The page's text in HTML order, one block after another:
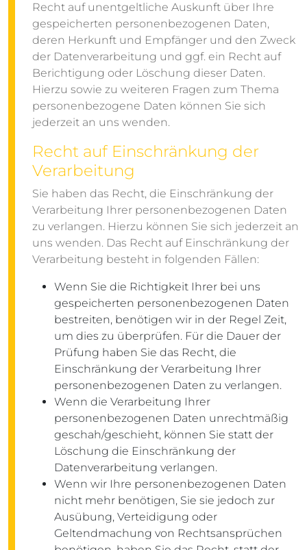
Recht auf unentgeltliche Auskunft über Ihre
gespeicherten personenbezogenen Daten,
deren Herkunft und Empfänger und den Zweck
der Datenverarbeitung und ggf. ein Recht auf
Berichtigung oder Löschung dieser Daten.
Hierzu sowie zu weiteren Fragen zum Thema
personenbezogene Daten können Sie sich
jederzeit an uns wenden.
Recht auf Einschränkung der
Verarbeitung
Sie haben das Recht, die Einschränkung der
Verarbeitung Ihrer personenbezogenen Daten
zu verlangen. Hierzu können Sie sich jederzeit an
uns wenden. Das Recht auf Einschränkung der
Verarbeitung besteht in folgenden Fällen:
Wenn Sie die Richtigkeit Ihrer bei uns
gespeicherten personenbezogenen Daten
bestreiten, benötigen wir in der Regel Zeit,
um dies zu überprüfen. Für die Dauer der
Prüfung haben Sie das Recht, die
Einschränkung der Verarbeitung Ihrer
personenbezogenen Daten zu verlangen.
Wenn die Verarbeitung Ihrer
personenbezogenen Daten unrechtmäßig
geschah/geschieht, können Sie statt der
Löschung die Einschränkung der
Datenverarbeitung verlangen.
Wenn wir Ihre personenbezogenen Daten
nicht mehr benötigen, Sie sie jedoch zur
Ausübung, Verteidigung oder
Geltendmachung von Rechtsansprüchen